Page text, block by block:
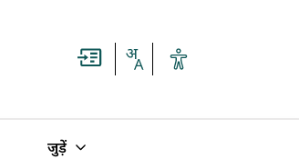
जुड़ें